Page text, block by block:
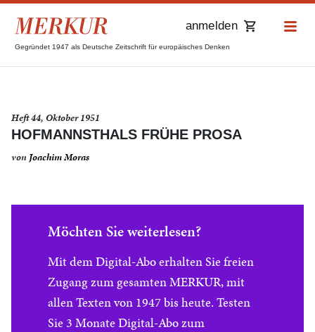
Gegründet 1947 als Deutsche Zeitschrift für europäisches Denken
anmelden
Heft 44, Oktober 1951
HOFMANNSTHALS FRÜHE PROSA
von Joachim Moras
Möchten Sie weiterlesen?
Mit dem Digital-Abo erhalten Sie freien
Zugang zum gesamten MERKUR, mit
allen Texten von 1947 bis heute. Testen
Sie 3 Monate Digital-Abo zum